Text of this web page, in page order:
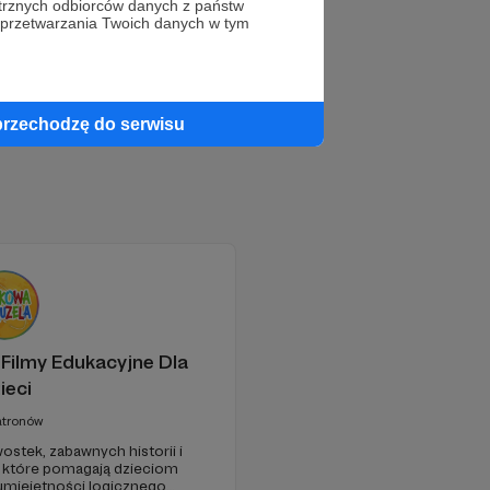
odbiorców danych z państw
Twoich danych w tym
do serwisu
Edukacyjne Dla
zabawnych historii i
pomagają dzieciom
logicznego